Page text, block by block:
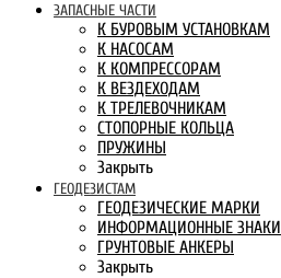
ЗАПАСНЫЕ ЧАСТИ
К БУРОВЫМ УСТАНОВКАМ
К НАСОСАМ
К КОМПРЕССОРАМ
К ВЕЗДЕХОДАМ
К ТРЕЛЕВОЧНИКАМ
СТОПОРНЫЕ КОЛЬЦА
ПРУЖИНЫ
Закрыть
ГЕОДЕЗИСТАМ
ГЕОДЕЗИЧЕСКИЕ МАРКИ
ИНФОРМАЦИОННЫЕ ЗНАКИ
ГРУНТОВЫЕ АНКЕРЫ
Закрыть